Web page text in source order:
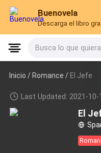
Buenovela
Descarga el libro
Busca lo que
Inicio /Romance / El Jefe
Last Updated: 2021-10-
El